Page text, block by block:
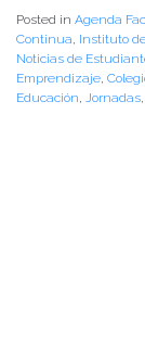
Posted in Agenda
Continua, Instituto
Noticias de
Emprendizaje,
Educación, Jornadas,